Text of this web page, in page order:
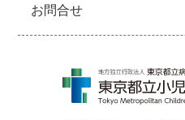
お問合せ